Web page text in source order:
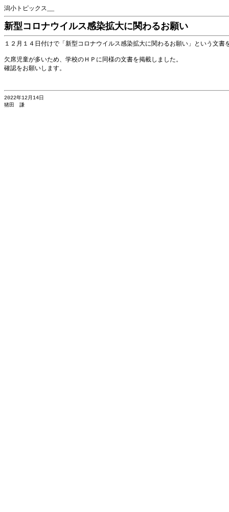
潟小トピックス__
新型コロナウイルス感染拡大に関わるお願い
１２月１４日付けで「新型コロナウイルス感染拡大に関わるお願い」という文
欠席児童が多いため、学校のＨＰに同様の文書を掲載しました。
確認をお願いします。
2022年12月14日
猪田 謙